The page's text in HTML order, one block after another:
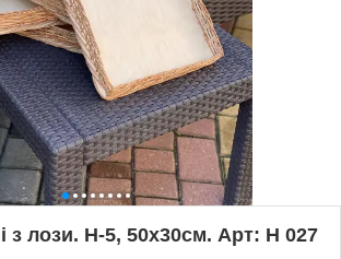
з лози. Н-5, 50х30см. Арт: Н 027